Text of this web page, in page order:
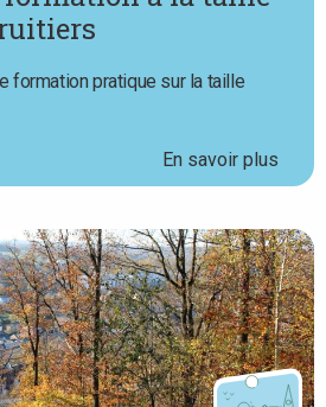
formation pratique sur la taille
En savoir plus